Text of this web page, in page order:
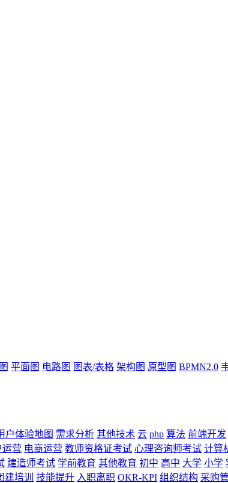
平面图 电路图 图表/表格 架构图 原型图 BPMN2.0
户体验地图 需求分析 其他技术 云 php 算法 前端开发
运营 电商运营 教师资格证考试 心理咨询师考试 计算
建造师考试 学前教育 其他教育 初中 高中 大学 小学
建培训 技能提升 入职离职 OKR-KPI 组织结构 采购